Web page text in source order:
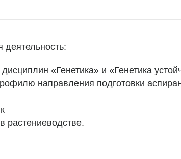
деятельность:
«Генетика» и «Генетика
направления подготовки
растениеводстве.